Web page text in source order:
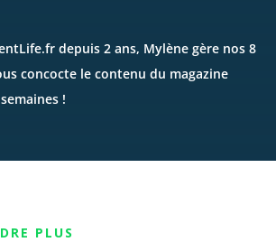
depuis 2 ans, Mylène gère nos 8
concocte le contenu du magazine
!
PLUS